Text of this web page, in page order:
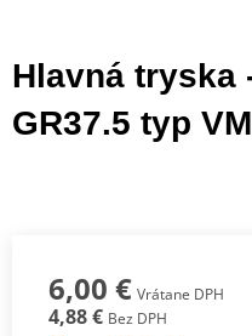
Hlavná tryska
GR37.5 typ
6,00 € Vrátane DPH
4,88 € Bez DPH